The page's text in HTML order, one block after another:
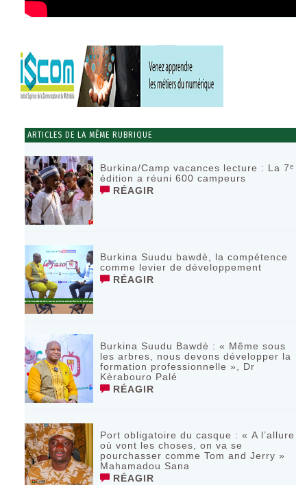
ARTICLES DE LA MÊME RUBRIQUE
Burkina/Camp vacances lecture : La 7ᵉ
édition a réuni 600 campeurs
RÉAGIR
Burkina Suudu bawdè, la compétence
comme levier de développement
RÉAGIR
Burkina Suudu Bawdè : « Même sous
les arbres, nous devons développer la
formation professionnelle », Dr
Kèrabouro Palé
RÉAGIR
Port obligatoire du casque : « A l’allure
où vont les choses, on va se
pourchasser comme Tom and Jerry »
Mahamadou Sana
RÉAGIR